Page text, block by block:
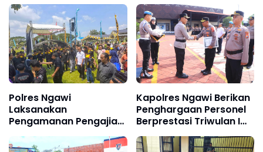
Polres Ngawi
Laksanakan
Pengamanan Pengajian
Umum PSHW, Situasi
Kondusif
Kapolres Ngawi Berikan
Penghargaan Personel
Berprestasi Triwulan I
Tahun 2026